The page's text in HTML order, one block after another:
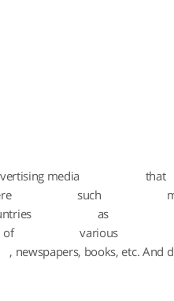
media
that
such
as
of various
, newspapers, books, etc. And